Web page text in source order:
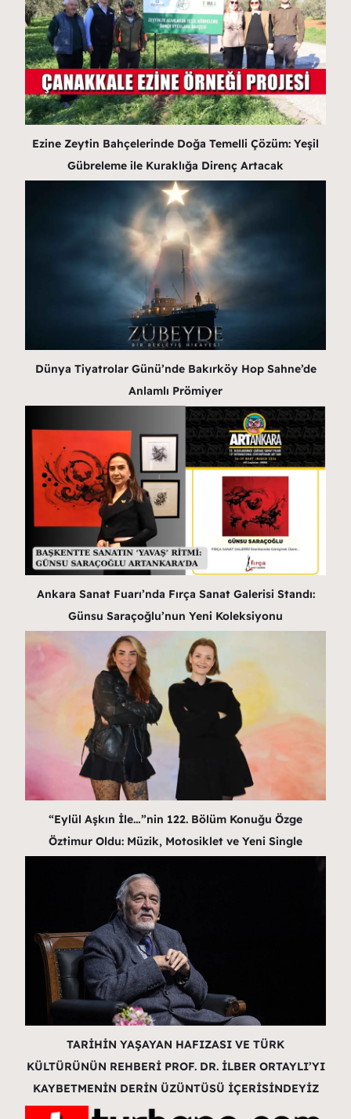
Ezine Zeytin Bahçelerinde Doğa Temelli Çözüm: Yeşil
Gübreleme ile Kuraklığa Direnç Artacak
Dünya Tiyatrolar Günü’nde Bakırköy Hop Sahne’de
Anlamlı Prömiyer
Ankara Sanat Fuarı’nda Fırça Sanat Galerisi Standı:
Günsu Saraçoğlu’nun Yeni Koleksiyonu
“Eylül Aşkın İle…”nin 122. Bölüm Konuğu Özge
Öztimur Oldu: Müzik, Motosiklet ve Yeni Single
TARİHİN YAŞAYAN HAFIZASI VE TÜRK
KÜLTÜRÜNÜN REHBERİ PROF. DR. İLBER ORTAYLI’YI
KAYBETMENİN DERİN ÜZÜNTÜSÜ İÇERİSİNDEYİZ